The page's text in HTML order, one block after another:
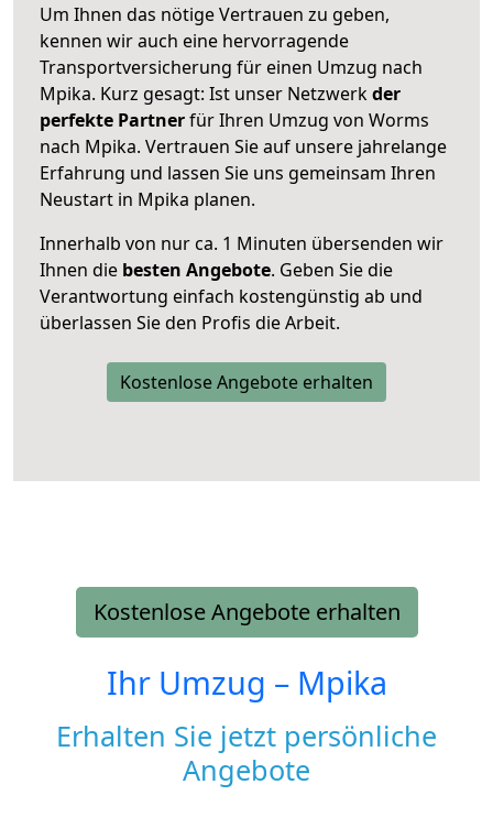
Um Ihnen das nötige Vertrauen zu geben,
kennen wir auch eine hervorragende
Transportversicherung für einen Umzug nach
Mpika. Kurz gesagt: Ist unser Netzwerkder
perfekte Partnerfür Ihren Umzug von Worms
nach Mpika. Vertrauen Sie auf unsere jahrelange
Erfahrung und lassen Sie uns gemeinsam Ihren
Neustart in Mpika planen.
Innerhalb von nur ca. 1 Minuten übersenden wir
Ihnen die besten Angebote. Geben Sie die
Verantwortung einfach kostengünstig ab und
überlassen Sie den Profis die Arbeit.
Kostenlose Angebote erhalten
Kostenlose Angebote erhalten
Ihr Umzug – Mpika
Erhalten Sie jetzt persönliche
Angebote